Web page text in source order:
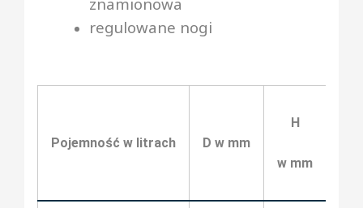
regulowane nogi
Pojemność w litrach D w mm
H
w mm